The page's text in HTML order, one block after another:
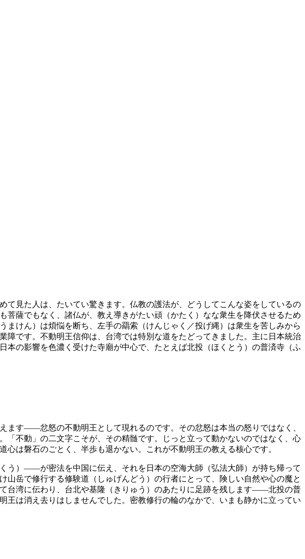
見た人は、たいてい驚きます。仏教の護法が、どうしてこんな姿をしているの
薩でもなく、諸仏が、教え導きがたい頑（かたく）なな衆生を降伏させるため
けん）は煩悩を断ち、左手の羂索（けんじゃく／投げ縄）は衆生を苦しみから
です。不動明王信仰は、台湾では特別な道をたどってきました。主に日本統治
の影響を色濃く受けた寺廟が中心で、たとえば北投（ほくとう）の普済寺（ふ
ます——忿怒の不動明王として現れるのです。その忿怒は本当の怒りではなく、
不動」の二文字こそが、その精髄です。じっと立って動かないのではなく、心
は磐石のごとく、半歩も退かない。これが不動明王の教える核心です。
）——が密法を中国に伝え、それを日本の空海大師（弘法大師）が持ち帰って
岳で修行する修験道（しゅげんどう）の行者にとって、険しい自然や心の魔と
台湾に伝わり、台北や基隆（きりゅう）のあたりに足跡を残します——北投の普
は消え去りはしませんでした。密教修行の輪のなかで、いまも静かに立ってい